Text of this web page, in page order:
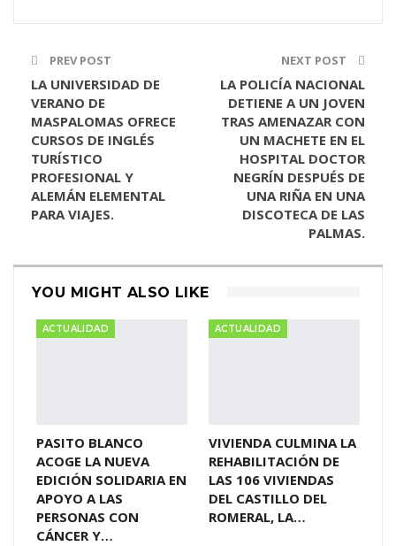
PREV POST
LA UNIVERSIDAD DE
VERANO DE
MASPALOMAS OFRECE
CURSOS DE INGLÉS
TURÍSTICO
PROFESIONAL Y
ALEMÁN ELEMENTAL
PARA VIAJES.
NEXT POST
LA POLICÍA NACIONAL
DETIENE A UN JOVEN
TRAS AMENAZAR CON
UN MACHETE EN EL
HOSPITAL DOCTOR
NEGRÍN DESPUÉS DE
UNA RIÑA EN UNA
DISCOTECA DE LAS
PALMAS.
YOU MIGHT ALSO LIKE
ACTUALIDAD
PASITO BLANCO
ACOGE LA NUEVA
EDICIÓN SOLIDARIA EN
APOYO A LAS
PERSONAS CON
CÁNCER Y…
ACTUALIDAD
VIVIENDA CULMINA LA
REHABILITACIÓN DE
LAS 106 VIVIENDAS
DEL CASTILLO DEL
ROMERAL, LA…